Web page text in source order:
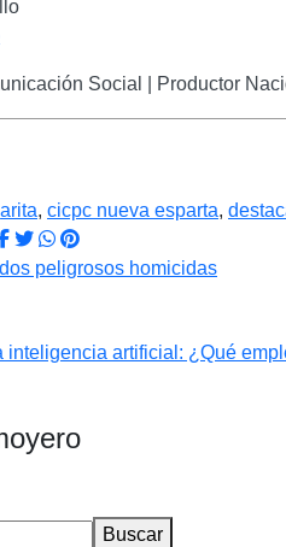
Social | Productor
, cicpc nueva esparta,
inteligencia artificial: ¿Qué
Buscar